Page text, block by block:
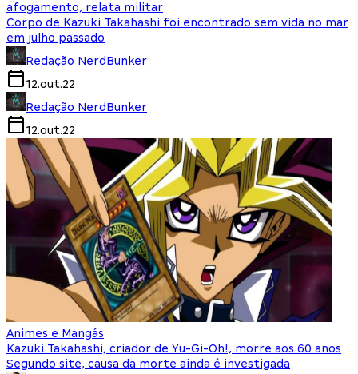
afogamento, relata militar
Corpo de Kazuki Takahashi foi encontrado sem vida no mar
em julho passado
Redação NerdBunker
12.out.22
Redação NerdBunker
12.out.22
Animes e Mangás
Kazuki Takahashi, criador de Yu-Gi-Oh!, morre aos 60 anos
Segundo site, causa da morte ainda é investigada